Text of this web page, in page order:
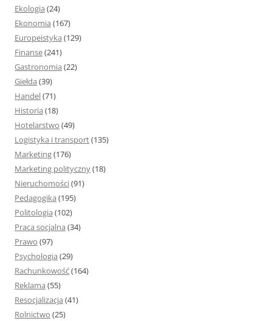
Ekologia (24)
Ekonomia (167)
Europeistyka (129)
Finanse(241)
Gastronomia (22)
Giełda (39)
Handel(71)
Historia (18)
Hotelarstwo (49)
Logistyka i transport(135)
Marketing(176)
Marketing polityczny(18)
Nieruchomości(91)
Pedagogika (195)
Politologia (102)
Praca socjalna (34)
Prawo (97)
Psychologia (29)
Rachunkowość(164)
Reklama (55)
Resocjalizacja (41)
Rolnictwo (25)